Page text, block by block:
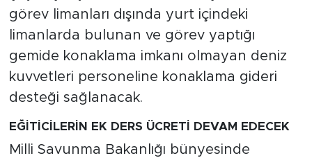
görev limanları dışında yurt içindeki
limanlarda bulunan ve görev yaptığı
gemide konaklama imkanı olmayan deniz
kuvvetleri personeline konaklama gideri
desteği sağlanacak.
EĞİTİCİLERİN EK DERS ÜCRETİ DEVAM EDECEK
Milli Savunma Bakanlığı bünyesinde